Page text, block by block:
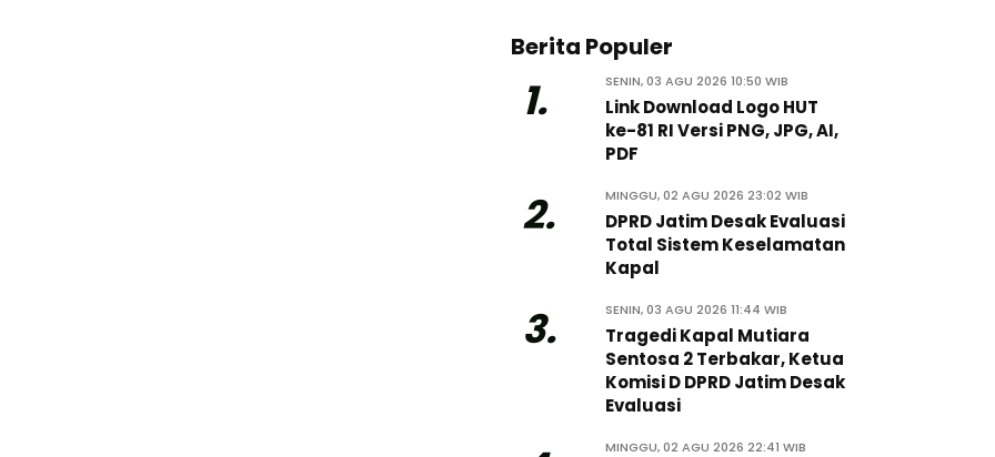
Berita Populer
1. SENIN, 03 AGU 2026 10:50 WIB
Link Download Logo HUT
ke-81 RI Versi PNG, JPG, AI,
PDF
2. MINGGU, 02 AGU 2026 23:02 WIB
DPRD Jatim Desak Evaluasi
Total Sistem Keselamatan
Kapal
3. SENIN, 03 AGU 2026 11:44 WIB
Tragedi Kapal Mutiara
Sentosa 2 Terbakar, Ketua
Komisi D DPRD Jatim Desak
Evaluasi
MINGGU, 02 AGU 2026 22:41 WIB